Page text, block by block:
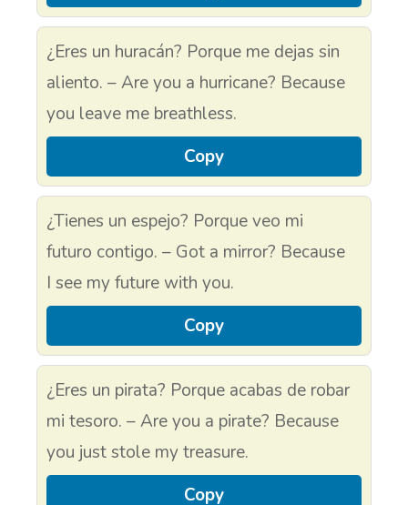
¿Eres un huracán? Porque me dejas sin
aliento. – Are you a hurricane? Because
you leave me breathless.
Copy
¿Tienes un espejo? Porque veo mi
futuro contigo. – Got a mirror? Because
I see my future with you.
Copy
¿Eres un pirata? Porque acabas de robar
mi tesoro. – Are you a pirate? Because
you just stole my treasure.
Copy